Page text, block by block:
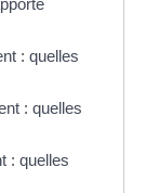
: quelles
: quelles
: quelles